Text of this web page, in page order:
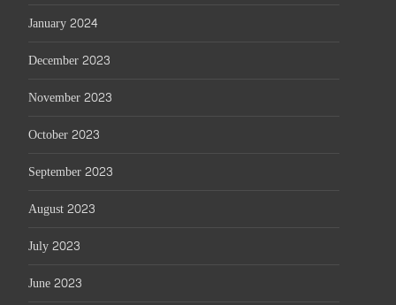
January 2024
December 2023
November 2023
October 2023
September 2023
August 2023
July 2023
June 2023